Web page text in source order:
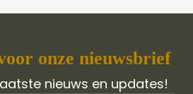
onze nieuwsbrief
nieuws en updates!